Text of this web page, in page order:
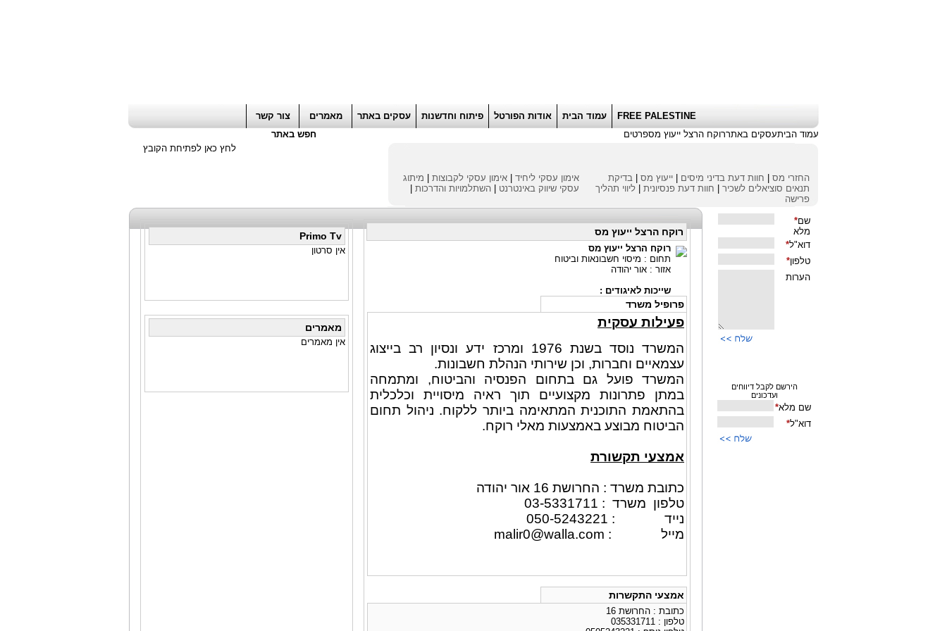
FREE PALESTINE עמוד הבית אודות הפורטל פיתוח וחדשנות עסקים באתר מאמרים
צור קשר
עמוד הביתעסקים באתררוקח הרצל ייעוץ מספרטים חפש באתר
החזרי מס חוות דעת בדיני מיסים ייעוץ מס
בדיקת
תנאים סוציאלים לשכיר
חוות דעת פנסיונית
ליווי תהליך
פרישה
אימון עסקי ליחיד אימון עסקי לקבוצות
מיתוג
עסקי שיווק באינטרנט השתלמויות והדרכות
לחץ כאן לפתיחת הקובץ
רוקח הרצל ייעוץ מס
רוקח הרצל ייעוץ מס
תחום : מיסוי חשבונאות וביטוח
אזור : אור יהודה
שייכות לאיגודים :
פרופיל משרד
פעילות עסקית
המשרד נוסד בשנת 1976 ומרכז ידע ונסיון רב בייצוג
עצמאיים וחברות, וכן שירותי הנהלת חשבונות.
המשרד פועל גם בתחום הפנסיה והביטוח, ומתמחה
במתן פתרונות מקצועיים תוך ראיה מיסויית וכלכלית
בהתאמת התוכנית המתאימה ביותר ללקוח. ניהול תחום
הביטוח מבוצע באמצעות מאלי רוקח.
אמצעי תקשורת
כתובת משרד : החרושת 16 אור יהודה
טלפון משרד : 03-5331711
נייד : 050-5243221
מייל : malir0@walla.com
אמצעי התקשרות
כתובת : החרושת 16
טלפון : 035331711
Primo Tv
אין סרטון
מאמרים
אין מאמרים